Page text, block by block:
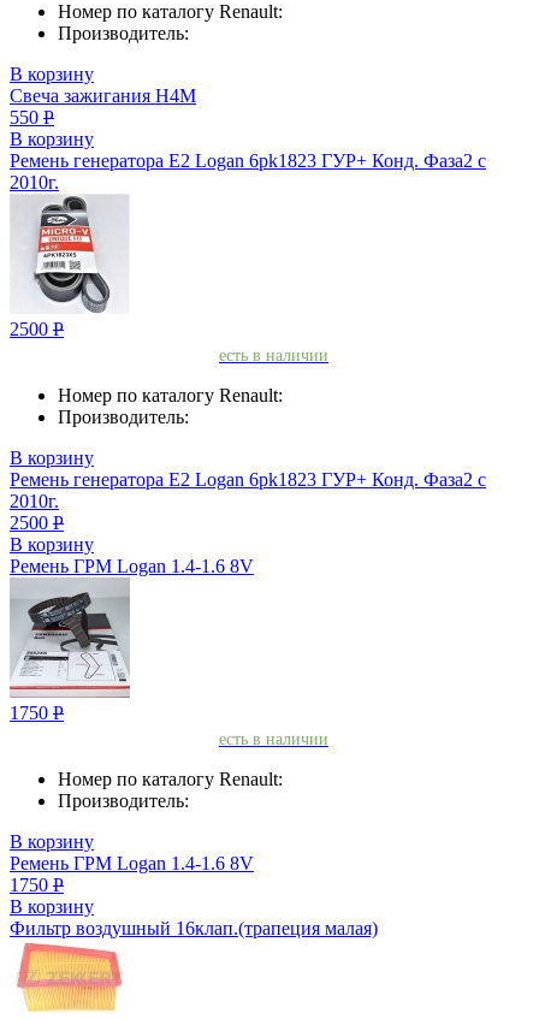
Номер по каталогу Renault:
Производитель:
В корзину
Свеча зажигания H4M
550 Р
В корзину
Ремень генератора Е2 Logan 6pk1823 ГУР+ Конд. Фаза2 с
2010г.
2500 Р
есть в наличии
Номер по каталогу Renault:
Производитель:
В корзину
Ремень генератора Е2 Logan 6pk1823 ГУР+ Конд. Фаза2 с
2010г.
2500 Р
В корзину
Ремень ГРМ Logan 1.4-1.6 8V
1750 Р
есть в наличии
Номер по каталогу Renault:
Производитель:
В корзину
Ремень ГРМ Logan 1.4-1.6 8V
1750 Р
В корзину
Фильтр воздушный 16клап.(трапеция малая)